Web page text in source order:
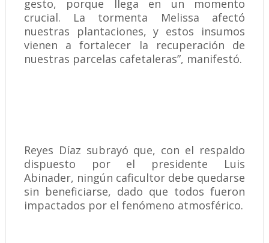
gesto, porque llega en un momento
crucial. La tormenta Melissa afectó
nuestras plantaciones, y estos insumos
vienen a fortalecer la recuperación de
nuestras parcelas cafetaleras”, manifestó.
Reyes Díaz subrayó que, con el respaldo
dispuesto por el presidente Luis
Abinader, ningún caficultor debe quedarse
sin beneficiarse, dado que todos fueron
impactados por el fenómeno atmosférico.